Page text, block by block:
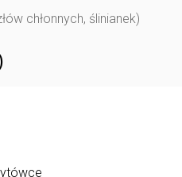
chłonnych, ślinianek)